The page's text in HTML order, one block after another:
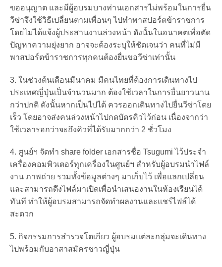
ขออนุญาต และมีผู้อบรมบางท่านเอกสารไม่พร้อมในการยื่น
วีซ่าจึงใช้วิธีเปลี่ยนตามเพื่อนๆ ไปทำพาสปอร์ตข้าราชการ
โดยไม่ได้แจ้งผู้ประสานงานล่วงหน้า ดังนั้นในอนาคตเพื่อตัด
ปัญหาความยุ่งยาก อาจจะต้องระบุให้ชัดเจนว่า คนที่ไม่มี
พาสปอร์ตข้าราชการทุกคนต้องยื่นขอวีซ่าเท่านั้น
3. ในช่วงต้นเดือนมีนาคม มีคนไทยที่ต้องการเดินทางไป
ประเทศญี่ปุ่นเป็นจำนวนมาก ต้องใช้เวลาในการยื่นยาวนาน
กว่าปกติ ดังนั้นหากเป็นไปได้ ควรออกเดินทางไปยื่นวีซ่าโดย
เร็ว โดยอาจส่งคนล่วงหน้าไปกดบัตรคิวไว้ก่อน เนื่องจากว่า
ใช้เวลารอกว่าจะถึงคิวที่ได้รับมากกว่า 2 ชั่วโมง
4. ศูนย์ฯ จัดทำ share folder เอกสารชื่อ Tsugumi ไว้ประจำ
เครื่องคอมพิวเตอร์ทุกเครื่องในศูนย์ฯ สำหรับผู้อบรมนำไฟล์
งาน ภาพถ่าย รวมทั้งข้อมูลต่างๆ มาเก็บไว้ เพื่อแลกเปลี่ยน
และสามารถดึงไฟล์มาเปิดเพื่อนำเสนองานในห้องเรียนได้
ทันที ทำให้ผู้อบรมสามารถจัดทำผลงานและแชร์ไฟล์ได้
สะดวก
5. กิจกรรมการสำรวจโตเกียว ผู้อบรมแต่ละกลุ่มจะเดินทาง
ไปพร้อมกับอาสาสมัครชาวญี่ปุ่น